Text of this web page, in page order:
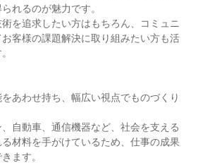
れるのが魅力です。
を追求したい方はもちろん、コミュニ
客様の課題解決に取り組みたい方も活
あわせ持ち、幅広い視点でものづくり
自動車、通信機器など、社会を支える
材料を手がけているため、仕事の成果
ます。